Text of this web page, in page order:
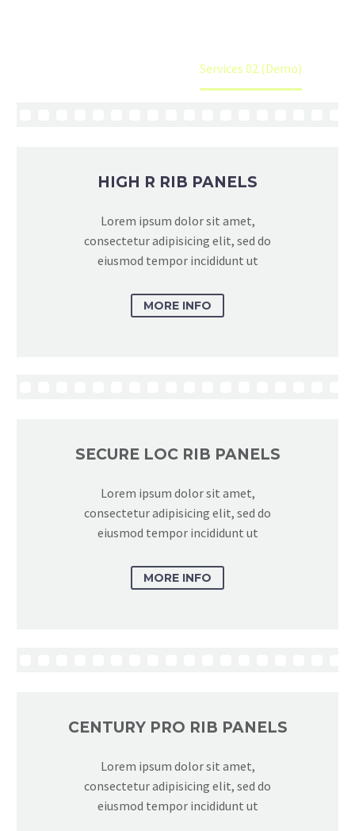
Services 02 (Demo)
HIGH R RIB PANELS
Lorem ipsum dolor sit amet,
consectetur adipisicing elit, sed do
eiusmod tempor incididunt ut
MORE INFO
SECURE LOC RIB PANELS
Lorem ipsum dolor sit amet,
consectetur adipisicing elit, sed do
eiusmod tempor incididunt ut
MORE INFO
CENTURY PRO RIB PANELS
Lorem ipsum dolor sit amet,
consectetur adipisicing elit, sed do
eiusmod tempor incididunt ut